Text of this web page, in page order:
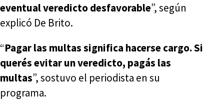
eventual veredicto desfavorable”, según
explicó De Brito.
“Pagar las multas significa hacerse cargo. Si
querés evitar un veredicto, pagás las
multas”, sostuvo el periodista en su
programa.